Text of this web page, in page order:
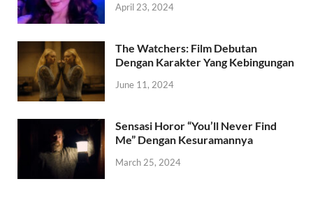
April 23, 2024
The Watchers: Film Debutan
Dengan Karakter Yang Kebingungan
June 11, 2024
Sensasi Horor “You’ll Never Find
Me” Dengan Kesuramannya
March 25, 2024